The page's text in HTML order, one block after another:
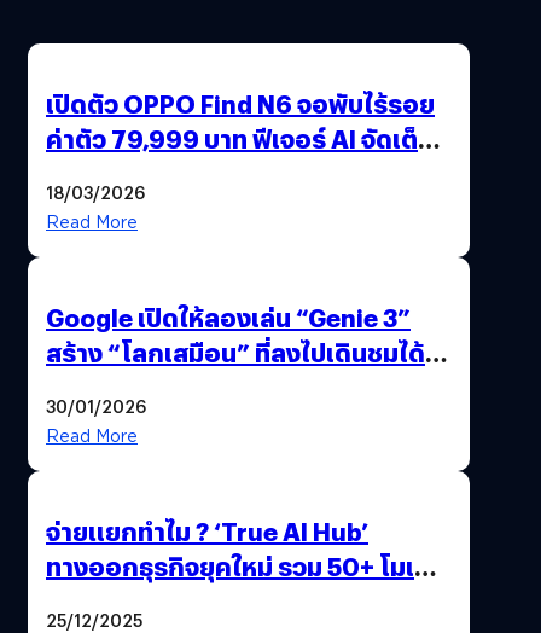
เปิดตัว OPPO Find N6 จอพับไร้รอย
ค่าตัว 79,999 บาท ฟีเจอร์ AI จัดเต็ม
18/03/2026
Read More
Google เปิดให้ลองเล่น “Genie 3”
สร้าง “โลกเสมือน” ที่ลงไปเดินชมได้
30/01/2026
Read More
จ่ายแยกทำไม ? ‘True AI Hub’
ทางออกธุรกิจยุคใหม่ รวม 50+ โมเดล
25/12/2025